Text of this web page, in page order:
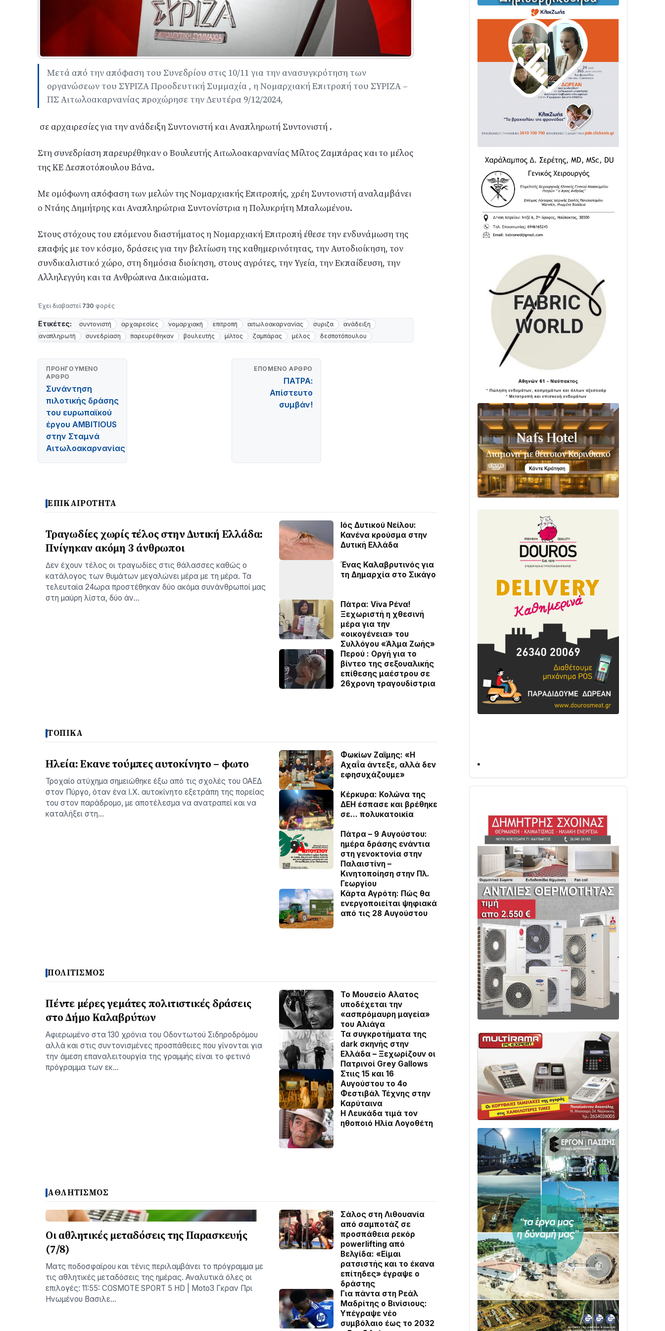
Μετά από την απόφαση του Συνεδρίου στις 10/11 για την ανασυγκρότηση των
οργανώσεων του ΣΥΡΙΖΑ Προοδευτική Συμμαχία , η Νομαρχιακή Επιτροπή του ΣΥΡΙΖΑ –
ΠΣ Αιτωλοακαρνανίας προχώρησε την Δευτέρα 9/12/2024,
σε αρχαιρεσίες για την ανάδειξη Συντονιστή και Αναπληρωτή Συντονιστή .
Στη συνεδρίαση παρευρέθηκαν ο Βουλευτής Αιτωλοακαρνανίας Μίλτος Ζαμπάρας και το μέλος
της ΚΕ Δεσποτόπουλου Βάνα.
Με ομόφωνη απόφαση των μελών της Νομαρχιακής Επιτροπής, χρέη Συντονιστή αναλαμβάνει
ο Ντάης Δημήτρης και Αναπληρώτρια Συντονίστρια η Πολυκρήτη Μπαλωμένου.
Στους στόχους του επόμενου διαστήματος η Νομαρχιακή Επιτροπή έθεσε την ενδυνάμωση της
επαφής με τον κόσμο, δράσεις για την βελτίωση της καθημερινότητας, την Αυτοδιοίκηση, τον
συνδικαλιστικό χώρο, στη δημόσια διοίκηση, στους αγρότες, την Υγεία, την Εκπαίδευση, την
Αλληλεγγύη και τα Ανθρώπινα Δικαιώματα.
Έχει διαβαστεί 730 φορές
Ετικέτες: συντονιστή αρχαιρεσίες νομαρχιακή επιτροπή αιτωλοακαρνανίας συριζα
ανάδειξη
αναπληρωτή
συνεδρίαση παρευρέθηκαν βουλευτής μίλτος ζαμπάρας μέλος δεσποτόπουλου
ΠΡΟΗΓΟΎΜΕΝΟ
ΆΡΘΡΟ
Συνάντηση
πιλοτικής δράσης
του ευρωπαϊκού
έργου AMBITIOUS
στην Σταμνά
Αιτωλοακαρνανίας
ΕΠΌΜΕΝΟ ΆΡΘΡΟ
ΠΑΤΡΑ:
Απίστευτο
συμβάν!
ΕΠΙΚΑΙΡΟΤΗΤΑ
Τραγωδίες χωρίς τέλος στην Δυτική Ελλάδα:
Πνίγηκαν ακόμη 3 άνθρωποι
∆εν έχουν τέλος οι τραγωδίες στις θάλασσες καθώς ο
κατάλογος των θυµάτων µεγαλώνει µέρα µε τη µέρα. Τα
τελευταία 24ωρα προστέθηκαν δύο ακόµα συνάνθρωποί µας
στη µαύρη λίστα, δύο άν…
Ιός Δυτικού Νείλου:
Κανένα κρούσμα στην
Δυτική Ελλάδα
Ένας Καλαβρυτινός για
τη Δημαρχία στο Σικάγο
Πάτρα: Viva Ρένα!
Ξεχωριστή η χθεσινή
μέρα για την
«οικογένεια» του
Συλλόγου «Άλμα Ζωής»
Περού : Οργή για το
βίντεο της σεξουαλικής
επίθεσης μαέστρου σε
26χρονη τραγουδίστρια
ΤΟΠΙΚΑ
Ηλεία: Εκανε τούμπες αυτοκίνητο – φωτο
Τροχαίο ατύχημα σημειώθηκε έξω από τις σχολές του ΟΑΕΔ
στον Πύργο, όταν ένα Ι.Χ. αυτοκίνητο εξετράπη της πορείας
του στον παράδρομο, με αποτέλεσμα να ανατραπεί και να
καταλήξει στη…
Φωκίων Ζαϊμης: «Η
Αχαΐα άντεξε, αλλά δεν
εφησυχάζουµε»
Κέρκυρα: Κολώνα της
ΔΕΗ έσπασε και βρέθηκε
σε… πολυκατοικία
Πάτρα – 9 Αυγούστου:
ημέρα δράσης ενάντια
στη γενοκτονία στην
Παλαιστίνη –
Κινητοποίηση στην Πλ.
Γεωργίου
Κάρτα Αγρότη: Πώς θα
ενεργοποιείται ψηφιακά
από τις 28 Αυγούστου
ΠΟΛΙΤΙΣΜΟΣ
Πέντε μέρες γεμάτες πολιτιστικές δράσεις
στο Δήμο Καλαβρύτων
Αφιερωμένο στα 130 χρόνια του Οδοντωτού Σιδηροδρόμου
αλλά και στις συντονισμένες προσπάθειες που γίνονται για
την άμεση επαναλειτουργία της γραμμής είναι το φετινό
πρόγραμμα των εκ…
Το Μουσείο Αλατος
υποδέχεται την
«ασπρόμαυρη μαγεία»
του Αλιάγα
Τα συγκροτήματα της
dark σκηνής στην
Ελλάδα – Ξεχωρίζουν οι
Πατρινοί Grey Gallows
Στιις 15 και 16
Αυγούστου το 4ο
Φεστιβάλ Τέχνης στην
Καρύταινα
Η Λευκάδα τιμά τον
ηθοποιό Ηλία Λογοθέτη
ΑΘΛΗΤΙΣΜΟΣ
Οι αθλητικές μεταδόσεις της Παρασκευής
(7/8)
Ματς ποδοσφαίρου και τένις περιλαμβάνει το πρόγραμμα με
τις αθλητικές μεταδόσεις της ημέρας. Αναλυτικά όλες οι
επιλογές: 11:55: COSMOTE SPORT 5 HD | Moto3 Γκραν Πρι
Ηνωμένου Βασιλε…
Σάλος στη Λιθουανία
από σαμποτάζ σε
προσπάθεια ρεκόρ
powerlifting από
Βελγίδα: «Είμαι
ρατσιστής και το έκανα
επίτηδες» έγραψε ο
δράστης
Για πάντα στη Ρεάλ
Μαδρίτης ο Βινίσιους:
Yπέγραψε νέο
συμβόλαιο έως το 2032